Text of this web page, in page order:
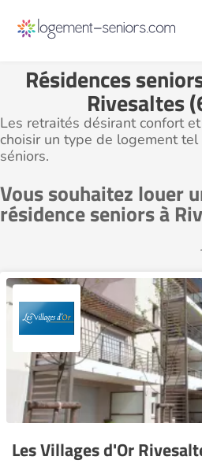
Résidences
Rivesaltes
Les retraités désirant confort
choisir un type de logement
séniors.
Vous souhaitez louer
résidence seniors à
Les Villages d'Or